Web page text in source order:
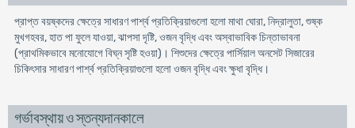
প্রাপ্ত বয়ষ্কদের ক্ষেত্রে সাধারণ পার্শ্ব প্রতিক্রিয়াগুলো হলো মাথা ঘোরা, নিদ্রালুতা, শুষ্ক
মুখগহবর, হাত পা ফুলে যাওয়া, ঝাপসা দৃষ্টি, ওজন বৃদ্ধি এবং অস্বাভাবিক চিন্তাভাবনা
(প্রাথমিকভাবে মনোযোগে বিঘ্ন সৃষ্টি হওয়া)। শিশুদের ক্ষেত্রে পার্সিয়াল অনসেট সিজারের
চিকিৎসার সাধারণ পার্শ্ব প্রতিক্রিয়াগুলো হলো ওজন বৃদ্ধি এবং ক্ষুধা বৃদ্ধি।
গর্ভাবস্থায় ও স্তন্যদানকালে